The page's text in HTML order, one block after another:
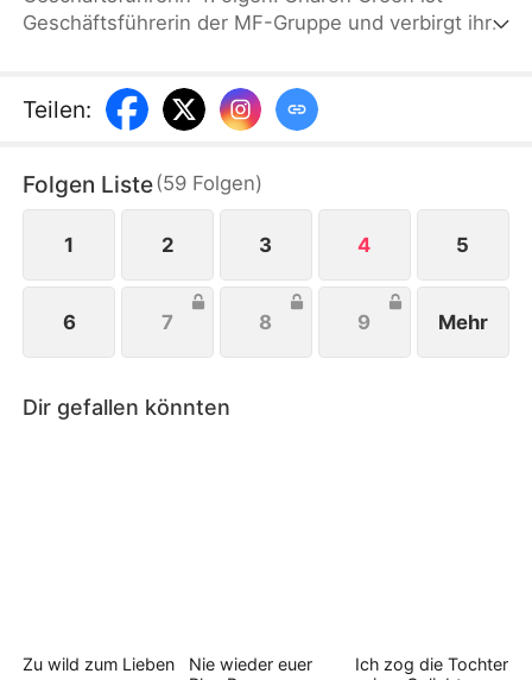
Geschäftsführerin der MF-Gruppe und verbirgt ihre
aber dennoch betrogen und gedemütigt. Nachdem
sie sich von ihm scheiden ließ, enthüllte sie auf
Partnerschaft mit Martins Firma, erlangte ihre
Macht zurück und bewies, dass sie eine starke,
unabhängige Frau war.
Teilen:
Folgen Liste(59 Folgen)
1 2 3 4 5
6 7 8 9 Mehr
Dir gefallen könnten
Zu wild zum Lieben
Nie wieder euer
Ich zog die Tochter